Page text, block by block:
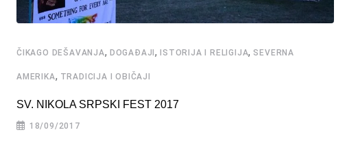
ČIKAGO DEŠAVANJA, DOGAĐAJI,ISTORIJA I RELIGIJA, SEVERNA
AMERIKA, TRADICIJA I OBIČAJI
SV. NIKOLA SRPSKI FEST 2017
18/09/2017